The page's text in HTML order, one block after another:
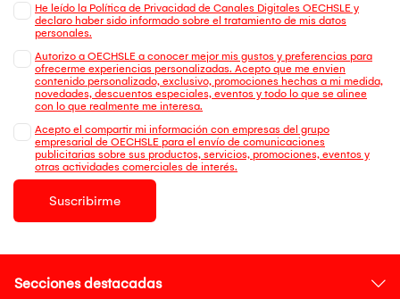
He leído la Política de Privacidad de Canales Digitales OECHSLE y
declaro haber sido informado sobre el tratamiento de mis datos
personales.
Autorizo a OECHSLE a conocer mejor mis gustos y preferencias para
ofrecerme experiencias personalizadas. Acepto que me envien
contenido personalizado, exclusivo, promociones hechas a mi medida,
novedades, descuentos especiales, eventos y todo lo que se alinee
con lo que realmente me interesa.
Acepto el compartir mi información con empresas del grupo
empresarial de OECHSLE para el envío de comunicaciones
publicitarias sobre sus productos, servicios, promociones, eventos y
otras actividades comerciales de interés.
Suscribirme
Secciones destacadas